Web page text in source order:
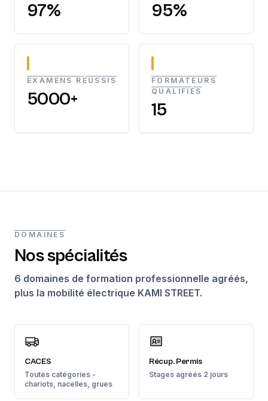
97% 95%
EXAMENS RÉUSSIS
5000+
FORMATEURS
QUALIFIÉS
15
DOMAINES
Nos spécialités
6 domaines de formation professionnelle agréés,
plus la mobilité électrique KAMI STREET.
CACES
Toutes catégories -
chariots, nacelles, grues
Récup. Permis
Stages agréés 2 jours